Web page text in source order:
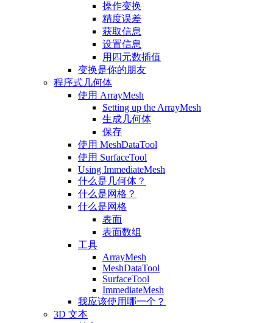
操作变换
精度误差
获取信息
设置信息
用四元数插值
变换是你的朋友
程序式几何体
使用 ArrayMesh
Setting up the ArrayMesh
生成几何体
保存
使用 MeshDataTool
使用 SurfaceTool
Using ImmediateMesh
什么是几何体？
什么是网格？
什么是网格
表面
表面数组
工具
ArrayMesh
MeshDataTool
SurfaceTool
ImmediateMesh
我应该使用哪一个？
3D 文本